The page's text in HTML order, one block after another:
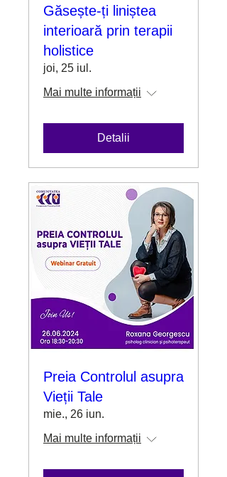
Găsește-ți liniștea
interioară prin terapii
holistice
joi, 25 iul.
Mai multe informații
Detalii
Preia Controlul asupra
Vieții Tale
mie., 26 iun.
Mai multe informații